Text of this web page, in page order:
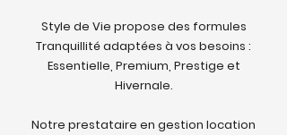
Style de Vie propose des formules
Tranquillité adaptées à vos besoins :
Essentielle, Premium, Prestige et
Hivernale.
Notre prestataire en gestion location